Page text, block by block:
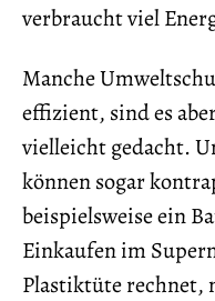
verbraucht viel
Manche
effizient, sind es
vielleicht gedacht.
können sogar
beispielsweise ein
Einkaufen im
Plastiktüte rechnet,